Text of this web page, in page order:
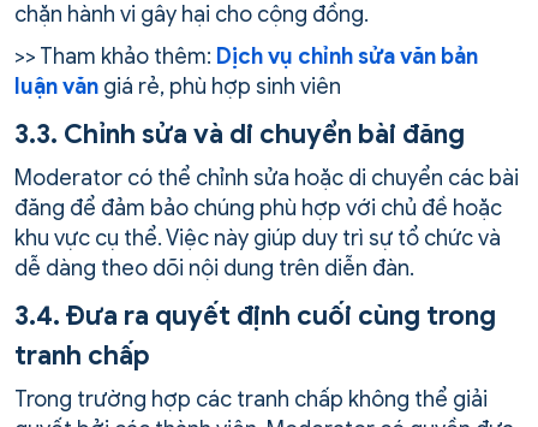
chặn hành vi gây hại cho cộng đồng.
>> Tham khảo thêm: Dịch vụ chỉnh sửa văn bản
luận văn giá rẻ, phù hợp sinh viên
3.3. Chỉnh sửa và di chuyển bài đăng
Moderator có thể chỉnh sửa hoặc di chuyển các bài
đăng để đảm bảo chúng phù hợp với chủ đề hoặc
khu vực cụ thể. Việc này giúp duy trì sự tổ chức và
dễ dàng theo dõi nội dung trên diễn đàn.
3.4. Đưa ra quyết định cuối cùng trong
tranh chấp
Trong trường hợp các tranh chấp không thể giải